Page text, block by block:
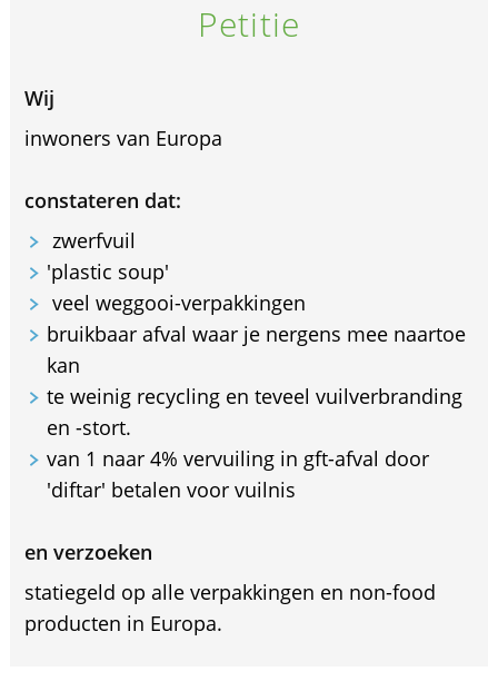
Petitie
Wij
inwoners van Europa
constateren dat:
zwerfvuil
'plastic soup'
veel weggooi-verpakkingen
bruikbaar afval waar je nergens mee naartoe
kan
te weinig recycling en teveel vuilverbranding
en -stort.
van 1 naar 4% vervuiling in gft-afval door
'diftar' betalen voor vuilnis
en verzoeken
statiegeld op alle verpakkingen en non-food
producten in Europa.